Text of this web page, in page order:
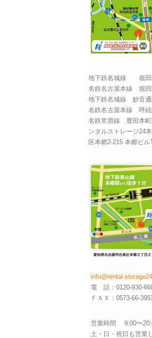
地下鉄名城線 堀田
名鉄名古屋本線 堀
地下鉄名城線 妙音
名鉄名古屋本線 呼
名鉄常滑線 豊田本
ンタルストレージ24
区本郷2-215 本郷ビル
info@rental-
電 話：0120-930-
ＦＡＸ：0573-66-
営業時間 9:00〜
土・日・祝日も営業